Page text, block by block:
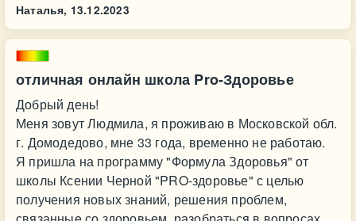
Наталья, 13.12.2023
отличная онлайн школа Pro-Здоровье
Добрый день!
Меня зовут Людмила, я проживаю в Московской обл.
г. Домодедово, мне 33 года, временно не работаю.
Я пришла на программу "Формула Здоровья" от
школы Ксении Черной "PRO-здоровье" с целью
получения новых знаний, решения проблем,